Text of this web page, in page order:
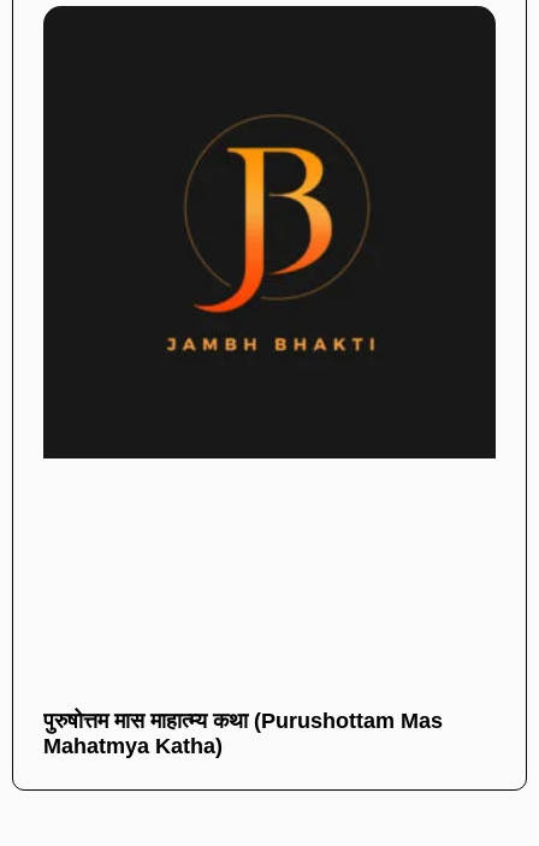
पुरुषोत्तम मास माहात्म्य कथा (Purushottam Mas
Mahatmya Katha)